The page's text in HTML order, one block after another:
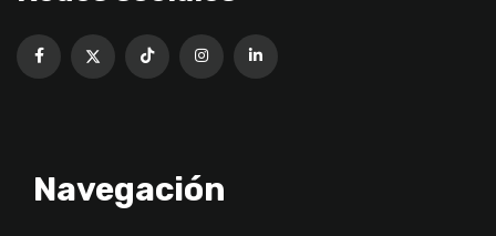
Navegación